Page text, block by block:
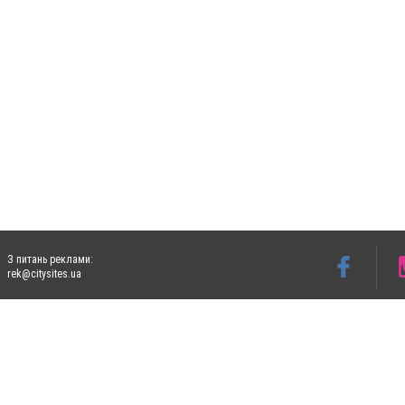
З питань реклами:
rek@citysites.ua